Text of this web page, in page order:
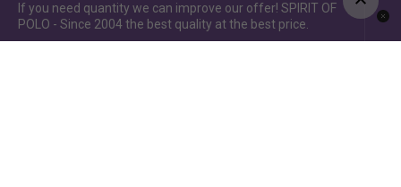
If you need quantity we can improve our offer! SPIRIT OF
POLO - Since 2004 the best quality at the best price.